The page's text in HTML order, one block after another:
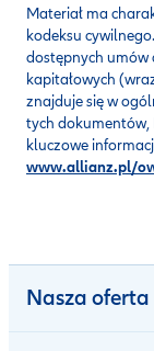
Materiał ma
kodeksu
dostępnych umów
kapitałowych
znajduje się w
tych dokumentów,
kluczowe
www.allianz.pl/
Nasza oferta